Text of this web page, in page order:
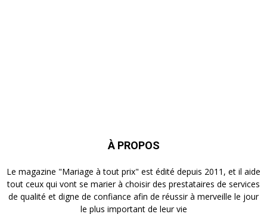
À PROPOS
Le magazine "Mariage à tout prix" est édité depuis 2011, et il aide
tout ceux qui vont se marier à choisir des prestataires de services
de qualité et digne de confiance afin de réussir à merveille le jour
le plus important de leur vie